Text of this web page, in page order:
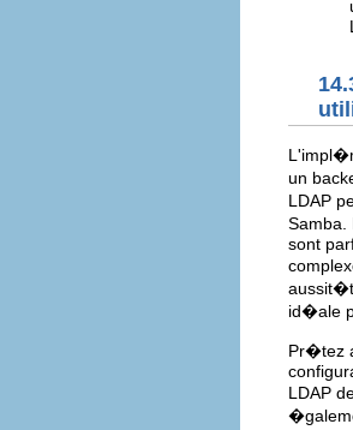
un
LDAP
Samba.
sont
id�ale
Pr�tez
LDAP